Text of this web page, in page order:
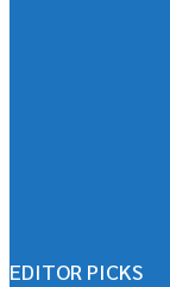
เอสซีจี ผนึก ม.มหิด
วิริยะประกันภัย ห
EDITOR PICKS